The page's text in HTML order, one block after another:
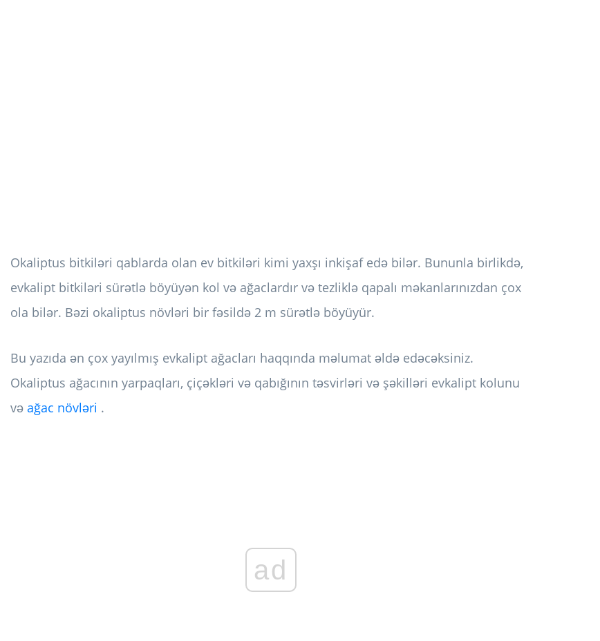
Okaliptus bitkiləri qablarda olan ev bitkiləri kimi yaxşı inkişaf edə bilər. Bununla birlikdə,
evkalipt bitkiləri sürətlə böyüyən kol və ağaclardır və tezliklə qapalı məkanlarınızdan çox
ola bilər. Bəzi okaliptus növləri bir fəsildə 2 m sürətlə böyüyür.
Bu yazıda ən çox yayılmış evkalipt ağacları haqqında məlumat əldə edəcəksiniz.
Okaliptus ağacının yarpaqları, çiçəkləri və qabığının təsvirləri və şəkilləri evkalipt kolunu
və ağac növləri .
ad